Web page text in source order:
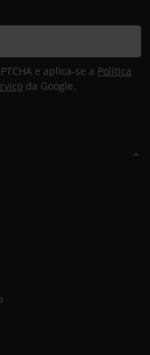
e aplica-se a Política
da Google.